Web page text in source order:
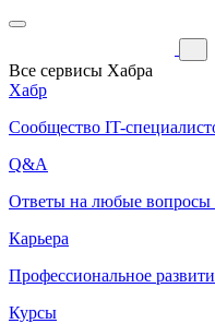
Все сервисы Хабра
Хабр
Сообщество IT-
Q&A
Ответы на любые вопросы
Карьера
Профессиональное
Курсы